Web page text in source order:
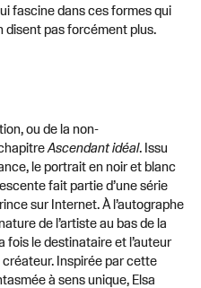
fascine dans ces formes qui
disent pas forcément plus.
ou de la non-
Ascendantidéal. Issu
le portrait en noir et blanc
fait partie d’une série
sur Internet. À l’autographe
de l’artiste au bas de la
fois le destinataire et l’auteur
Inspirée par cette
à sens unique, Elsa